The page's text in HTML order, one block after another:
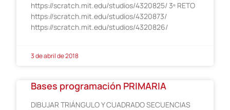
https://scratch.mit.edu/studios/4320825/ 3º RETO
https://scratch.mit.edu/studios/4320873/
https://scratch.mit.edu/studios/4320826/
3 de abril de 2018
Bases programación PRIMARIA
DIBUJAR TRIÁNGULO Y CUADRADO SECUENCIAS